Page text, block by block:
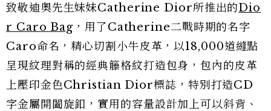
致敬迪奧先生妹妹Catherine Dior所推出的Dio
r Caro Bag ，用了Catherine二戰時期的名字
Caro命名，精心切割小牛皮革，以18,000道縫點
呈現紋理對稱的經典籐格紋打造包身，包內的皮革
上壓印金色Christian Dior標誌，特別打造CD
字金屬開闔旋釦，實用的容量設計加上可以斜背、